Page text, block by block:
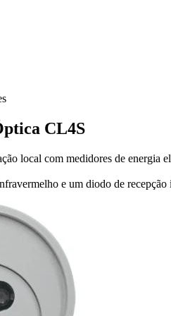
CL4S
local com medidores de
e um diodo de